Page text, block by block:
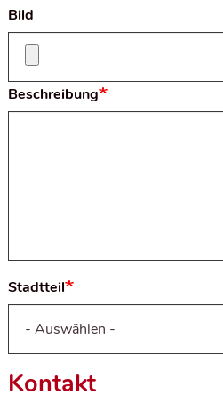
Bild
Beschreibung
Stadtteil
Kontakt